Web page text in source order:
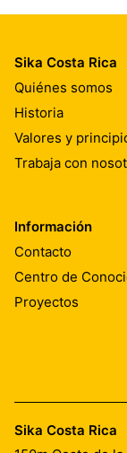
Sika Costa Rica
Quiénes somos
Historia
Valores y
Trabaja con
Información
Contacto
Centro de
Proyectos
Sika Costa Rica